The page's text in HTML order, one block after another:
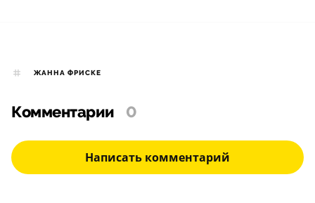
ЖАННА ФРИСКЕ
Комментарии 0
Написать комментарий